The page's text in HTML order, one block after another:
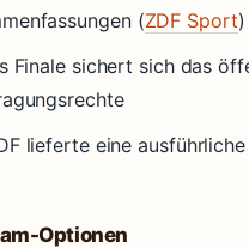
(ZDF Sport)
Finale sichert sich das
lieferte eine
Optionen